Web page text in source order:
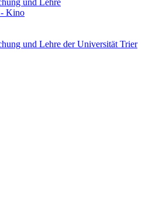
und Lehre
- Kino
und Lehre der Universität Trier